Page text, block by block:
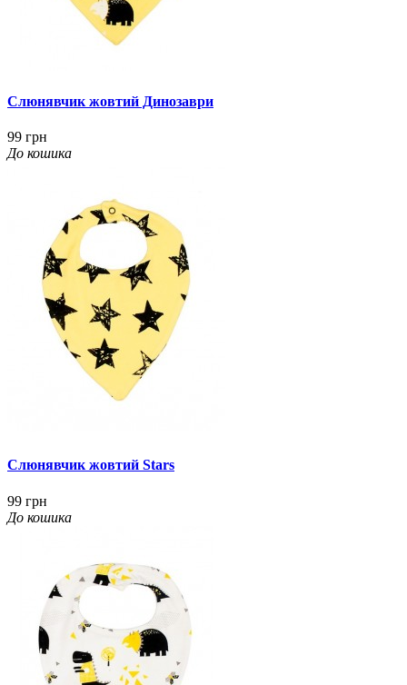
Слюнявчик жовтий Динозаври
99 грн
До кошика
Слюнявчик жовтий Stars
99 грн
До кошика